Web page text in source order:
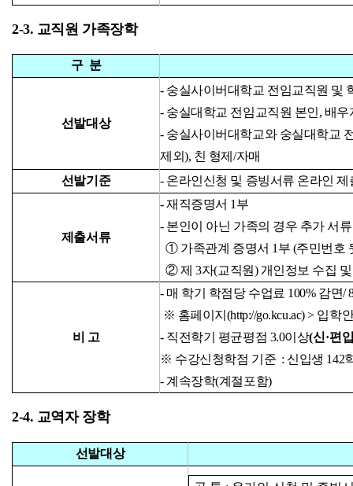
2-3. 교직원 가족장학
구 분
선발대상
- 숭실사이버대학교 전임교직원 및
- 숭실대학교 전임교직원 본인, 배우
- 숭실사이버대학교와 숭실대학교
제외), 친 형제/자매
선발기준
- 온라인신청 및 증빙서류 온라인
제출서류
- 재직증명서 1부
- 본인이 아닌 가족의 경우 추가서류
① 가족관계 증명서 1부 (주민번호
②제 3자(교직원) 개인정보 수집
비 고
- 매 학기 학점당 수업료 100% 감면/
※ 홈페이지(http://go.kcu.ac) > 입학
- 직전학기 평균평점 3.0이상(신·편
※ 수강신청학점 기준 : 신입생 142
- 계속장학(계절포함)
2-4. 교역자 장학
선발대상